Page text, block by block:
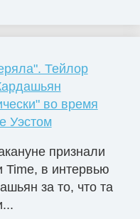
Тейлор
во время
Уэстом
признали
Time, в интервью
за то, что та